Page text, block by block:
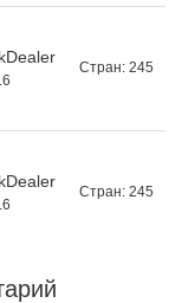
Стран: 245
Стран: 245